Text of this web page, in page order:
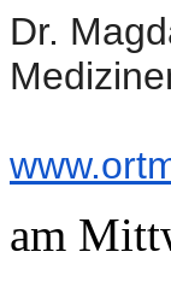
Dr.
am